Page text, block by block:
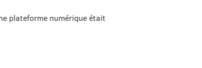
plateforme numérique était